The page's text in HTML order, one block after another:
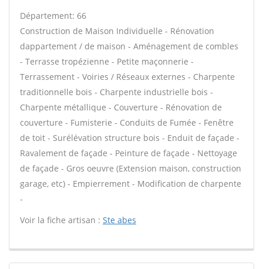
Département: 66
Construction de Maison Individuelle - Rénovation
dappartement / de maison - Aménagement de combles
- Terrasse tropézienne - Petite maçonnerie -
Terrassement - Voiries / Réseaux externes - Charpente
traditionnelle bois - Charpente industrielle bois -
Charpente métallique - Couverture - Rénovation de
couverture - Fumisterie - Conduits de Fumée - Fenêtre
de toit - Surélévation structure bois - Enduit de façade -
Ravalement de façade - Peinture de façade - Nettoyage
de façade - Gros oeuvre (Extension maison, construction
garage, etc) - Empierrement - Modification de charpente
-
Voir la fiche artisan : Ste abes